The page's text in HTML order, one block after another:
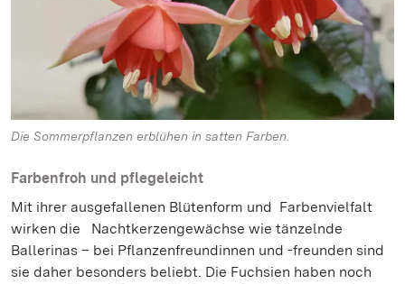
Die Sommerpflanzen erblühen in satten Farben.
Farbenfroh und pflegeleicht
Mit ihrer ausgefallenen Blütenform und Farbenvielfalt
wirken die Nachtkerzengewächse wie tänzelnde
Ballerinas – bei Pflanzenfreundinnen und -freunden sind
sie daher besonders beliebt. Die Fuchsien haben noch